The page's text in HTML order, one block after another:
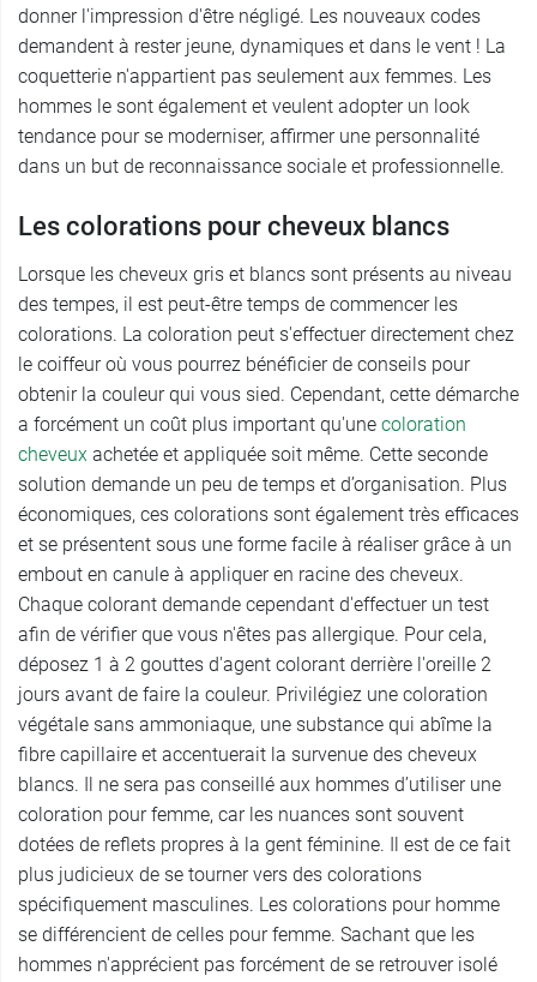
donner l'impression d'être négligé. Les nouveaux codes
demandent à rester jeune, dynamiques et dans le vent ! La
coquetterie n'appartient pas seulement aux femmes. Les
hommes le sont également et veulent adopter un look
tendance pour se moderniser, affirmer une personnalité
dans un but de reconnaissance sociale et professionnelle.
Les colorations pour cheveux blancs
Lorsque les cheveux gris et blancs sont présents au niveau
des tempes, il est peut-être temps de commencer les
colorations. La coloration peut s'effectuer directement chez
le coiffeur où vous pourrez bénéficier de conseils pour
obtenir la couleur qui vous sied. Cependant, cette démarche
a forcément un coût plus important qu'une coloration
cheveux achetée et appliquée soit même. Cette seconde
solution demande un peu de temps et d’organisation. Plus
économiques, ces colorations sont également très efficaces
et se présentent sous une forme facile à réaliser grâce à un
embout en canule à appliquer en racine des cheveux.
Chaque colorant demande cependant d'effectuer un test
afin de vérifier que vous n'êtes pas allergique. Pour cela,
déposez 1 à 2 gouttes d'agent colorant derrière l'oreille 2
jours avant de faire la couleur. Privilégiez une coloration
végétale sans ammoniaque, une substance qui abîme la
fibre capillaire et accentuerait la survenue des cheveux
blancs. Il ne sera pas conseillé aux hommes d’utiliser une
coloration pour femme, car les nuances sont souvent
dotées de reflets propres à la gent féminine. Il est de ce fait
plus judicieux de se tourner vers des colorations
spécifiquement masculines. Les colorations pour homme
se différencient de celles pour femme. Sachant que les
hommes n'apprécient pas forcément de se retrouver isolé